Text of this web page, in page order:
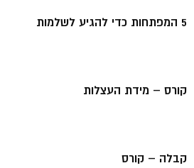
5 המפתחות כדי להגיע לשלמות
קורס – מידת העצלות
קבלה – קורס